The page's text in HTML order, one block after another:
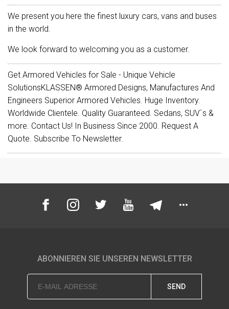
We present you here the finest luxury cars, vans and buses
in the world.
We look forward to welcoming you as a customer.
Get Armored Vehicles for Sale - Unique Vehicle
SolutionsKLASSEN® Armored Designs, Manufactures And
Engineers Superior Armored Vehicles. Huge Inventory.
Worldwide Clientele. Quality Guaranteed. Sedans, SUV`s &
more. Contact Us! In Business Since 2000. Request A
Quote. Subscribe To Newsletter.
ABONNIEREN SIE UNSEREN NEWSLETTER
SEND